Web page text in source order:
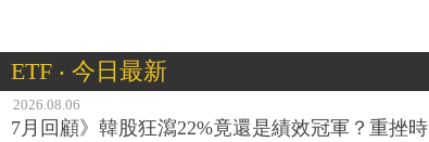
ETF ‧ 今日最新
2026.08.06
7月回顧》韓股狂瀉22%竟還是績效冠軍？重挫